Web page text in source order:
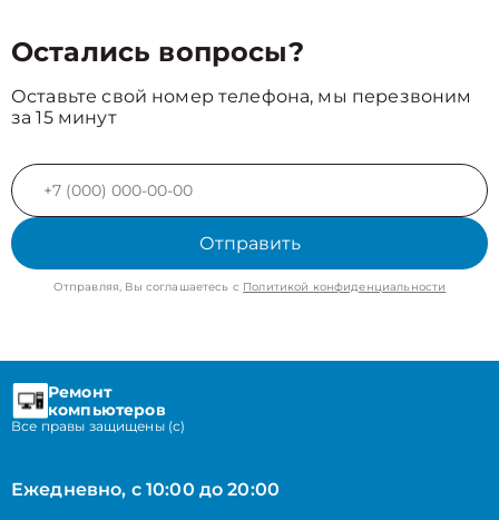
Остались вопросы?
Оставьте свой номер телефона, мы перезвоним
за 15 минут
Отправить
Отправляя, Вы соглашаетесь с Политикой конфиденциальности
Ремонт
компьютеров
Все правы защищены (с)
Ежедневно, с 10:00 до 20:00